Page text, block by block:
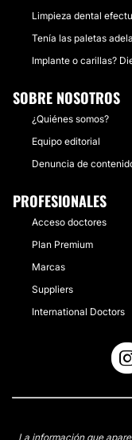
Limpieza dental
Tenía las paletas
Implante o carillas?
SOBRE NOSOTROS
¿Quiénes somos?
Equipo editorial
Denuncia de
PROFESIONALES
Acceso doctores
Plan Premium
Marcas
Suppliers
International Doctors
La información que